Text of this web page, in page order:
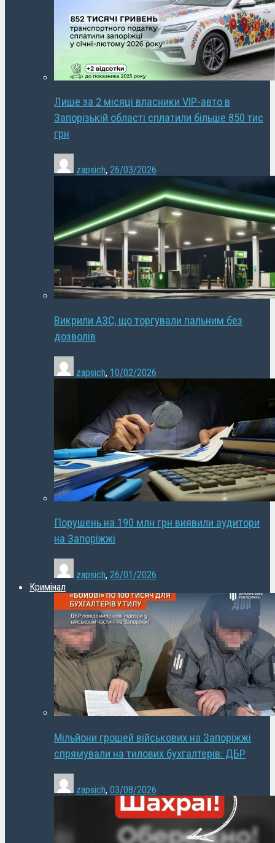
Лише за 2 місяці власники VIP-авто в
Запорізькій області сплатили більше 850 тис
грн
zapsich, 26/03/2026
Викрили АЗС, що торгували пальним без
дозволів
zapsich, 10/02/2026
Порушень на 190 млн грн виявили аудитори
на Запоріжжі
zapsich, 26/01/2026
Кримінал
Мільйони грошей військових на Запоріжжі
спрямували на тилових бухгалтерів: ДБР
zapsich, 03/08/2026